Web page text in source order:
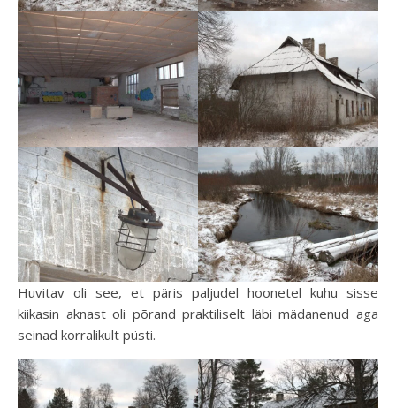
Huvitav oli see, et päris paljudel hoonetel kuhu sisse
kiikasin aknast oli põrand praktiliselt läbi mädanenud aga
seinad korralikult püsti.